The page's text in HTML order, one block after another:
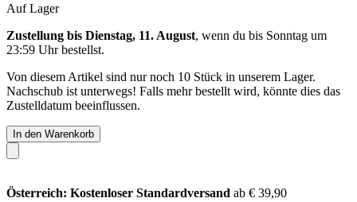
Auf Lager
Zustellung bis Dienstag, 11. August, wenn du bis Sonntag um
23:59 Uhrbestellst.
Von diesem Artikel sind nur noch 10 Stück in unserem Lager.
Nachschub ist unterwegs! Falls mehr bestellt wird, könnte dies das
Zustelldatum beeinflussen.
In den Warenkorb
Österreich: Kostenloser Standardversand ab € 39,90